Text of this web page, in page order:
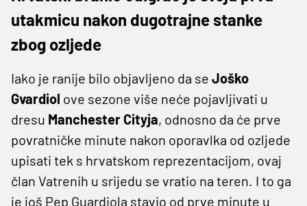
utakmicu nakon dugotrajne stanke
zbog ozljede
Iako je ranije bilo objavljeno da se Joško
Gvardiol ove sezone više neće pojavljivati u
dresu Manchester Cityja, odnosno da će prve
povratničke minute nakon oporavlka od ozljede
upisati tek s hrvatskom reprezentacijom, ovaj
član Vatrenih u srijedu se vratio na teren. I to ga
je još Pep Guardiola stavio od prve minute u